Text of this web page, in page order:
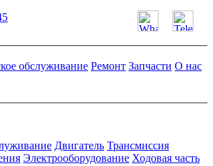
обслуживание Ремонт Запчасти О нас
Двигатель Трансмиссия
Электрооборудование Ходовая часть